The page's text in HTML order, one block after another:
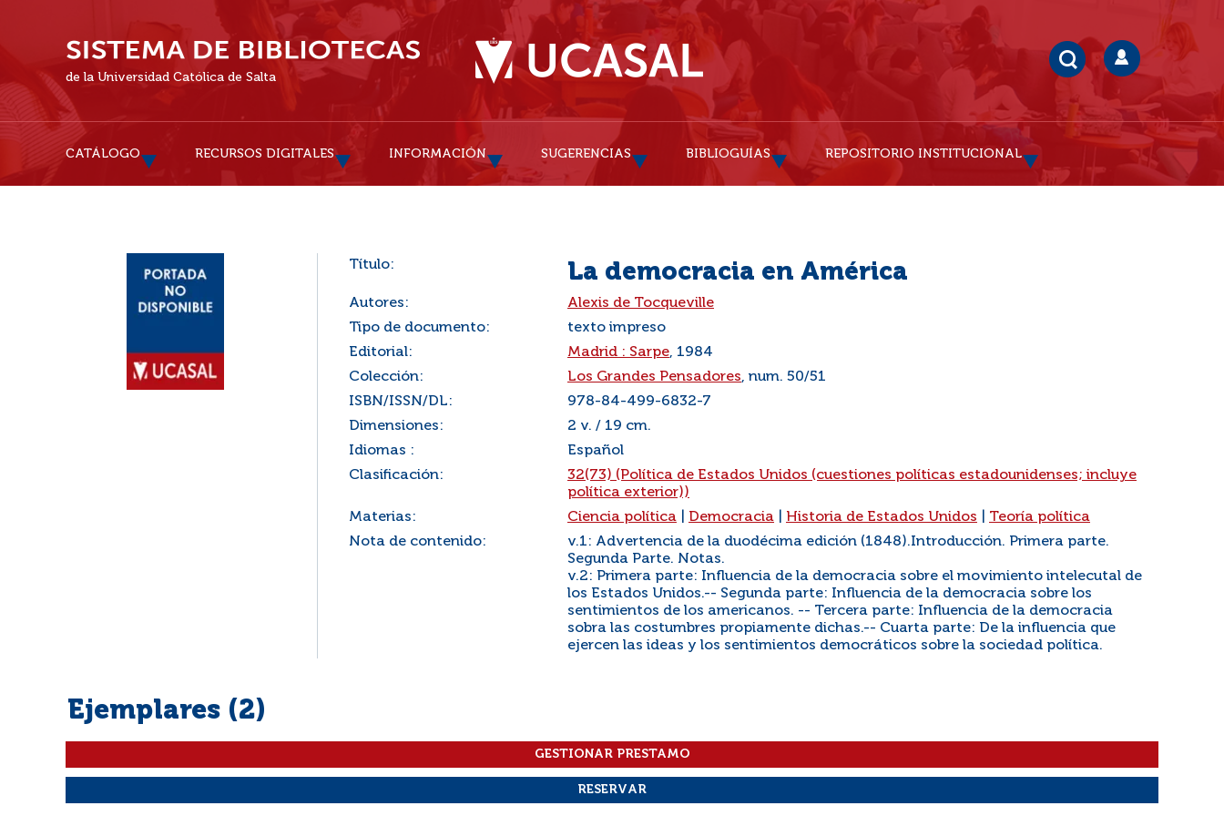
de la Universidad Católica de Salta
CATÁLOGO RECURSOS DIGITALES INFORMACIÓN SUGERENCIAS BIBLIOGUÍAS REPOSITORIO INSTITUCIONAL
Título: La democracia en América
Autores:
Alexis de Tocqueville
Tipo de documento:
texto impreso
Editorial:
Madrid : Sarpe, 1984
Colección:
Los Grandes Pensadores, num. 50/51
ISBN/ISSN/DL:
978-84-499-6832-7
Dimensiones:
2 v. / 19 cm.
Idiomas :
Español
Clasificación:
32(73) (Política de Estados Unidos (cuestiones políticas estadounidenses; incluye
política exterior))
Materias:
Ciencia política Democracia Historia de Estados Unidos
Teoría política
Nota de contenido:
v.1: Advertencia de la duodécima edición (1848).Introducción. Primera parte.
Segunda Parte. Notas.
v.2: Primera parte: Influencia de la democracia sobre el movimiento intelecutal de
los Estados Unidos.-- Segunda parte: Influencia de la democracia sobre los
sentimientos de los americanos. -- Tercera parte: Influencia de la democracia
sobra las costumbres propiamente dichas.-- Cuarta parte: De la influencia que
ejercen las ideas y los sentimientos democráticos sobre la sociedad política.
Ejemplares (2)